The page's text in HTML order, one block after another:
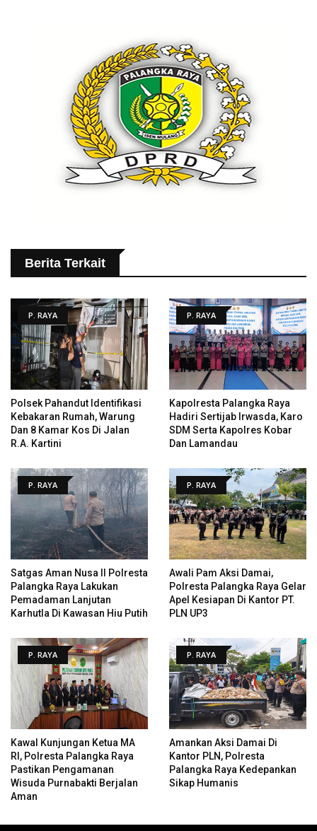
Berita Terkait
P. RAYA
Polsek Pahandut Identifikasi
Kebakaran Rumah, Warung
Dan 8 Kamar Kos Di Jalan
R.A. Kartini
P. RAYA
Kapolresta Palangka Raya
Hadiri Sertijab Irwasda, Karo
SDM Serta Kapolres Kobar
Dan Lamandau
P. RAYA
Satgas Aman Nusa II Polresta
Palangka Raya Lakukan
Pemadaman Lanjutan
Karhutla Di Kawasan Hiu Putih
P. RAYA
Awali Pam Aksi Damai,
Polresta Palangka Raya Gelar
Apel Kesiapan Di Kantor PT.
PLN UP3
P. RAYA
Kawal Kunjungan Ketua MA
RI, Polresta Palangka Raya
Pastikan Pengamanan
Wisuda Purnabakti Berjalan
Aman
P. RAYA
Amankan Aksi Damai Di
Kantor PLN, Polresta
Palangka Raya Kedepankan
Sikap Humanis